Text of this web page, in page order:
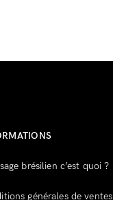
brésilien c’est quoi ?
générales de ventes